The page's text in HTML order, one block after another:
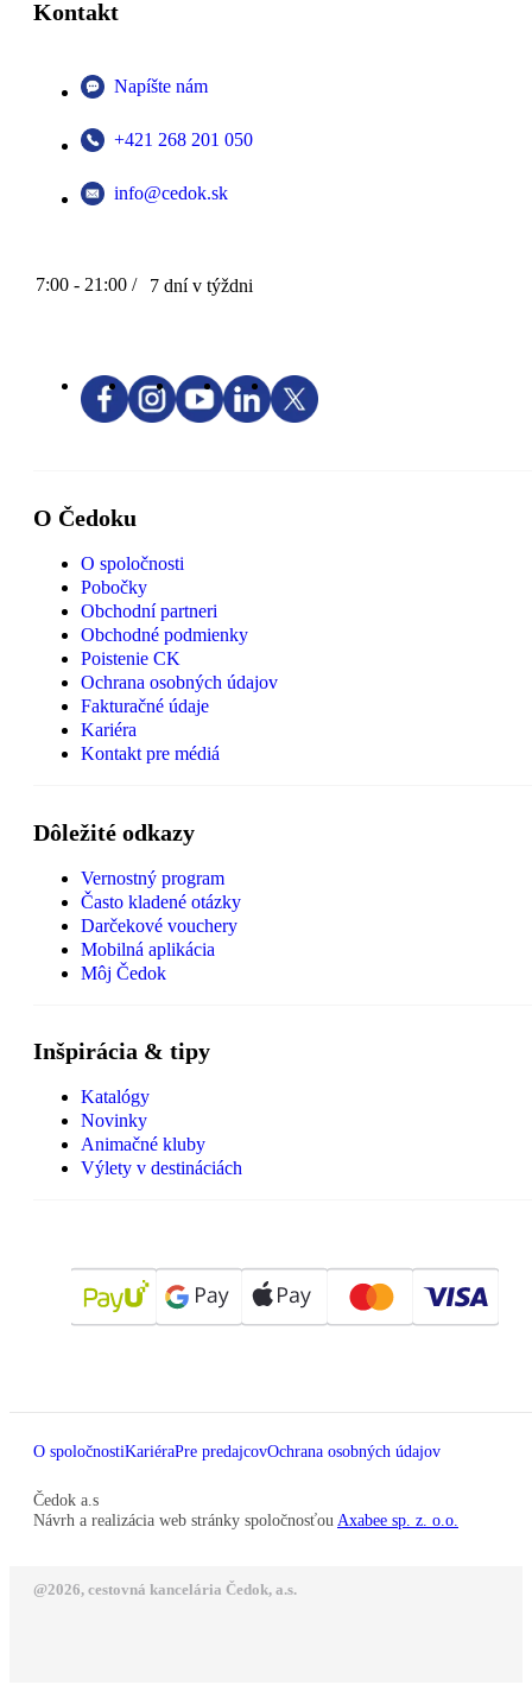
Kontakt
Napíšte nám
+421 268 201 050
info@cedok.sk
7:00 - 21:00 / 7 dní v týždni
O Čedoku
O spoločnosti
Pobočky
Obchodní partneri
Obchodné podmienky
Poistenie CK
Ochrana osobných údajov
Fakturačné údaje
Kariéra
Kontakt pre médiá
Dôležité odkazy
Vernostný program
Často kladené otázky
Darčekové vouchery
Mobilná aplikácia
Môj Čedok
Inšpirácia & tipy
Katalógy
Novinky
Animačné kluby
Výlety v destináciách
O spoločnostiKariéraPre predajcovOchrana osobných údajov
Čedok a.s
Návrh a realizácia web stránky spoločnosťou Axabee sp. z. o.o.
@2026, cestovná kancelária Čedok, a.s.